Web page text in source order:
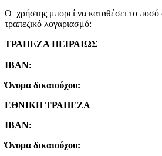
Ο χρήστης μπορεί να καταθέσει το
τραπεζικό λογαριασμό:
ΤΡΑΠΕΖΑ ΠΕΙΡΑΙΩΣ
IBAN:
Όνομα δικαιούχου:
ΕΘΝΙΚΗ ΤΡΑΠΕΖΑ
IBAN:
Όνομα δικαιούχου: